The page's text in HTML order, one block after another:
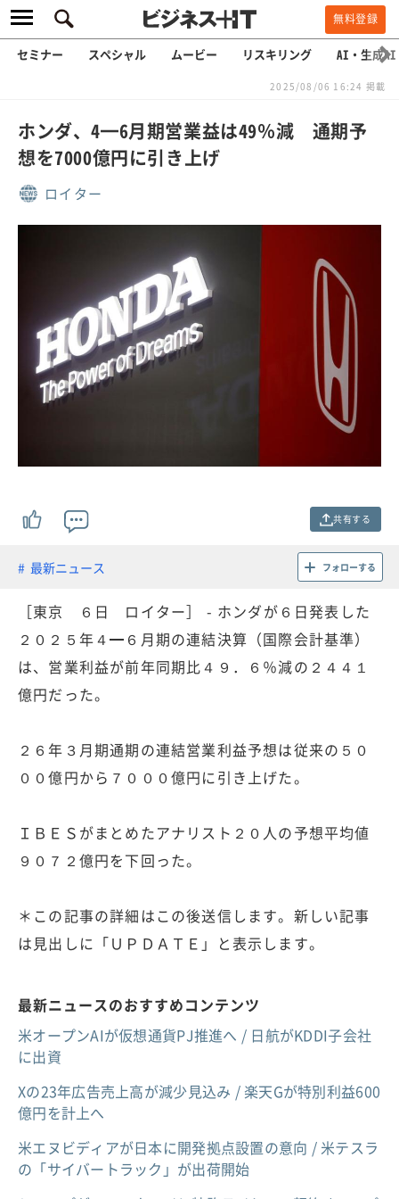
無料登録
セミナー スペシャル ムービー リスキリング AI・生成AI
2025/08/06 16:24 掲載
ホンダ、4━6月期営業益は49％減 通期予
想を7000億円に引き上げ
ロイター
共有する
最新ニュース フォローする
［東京 ６日 ロイター］ - ホンダが６日発表した
２０２５年４━６月期の連結決算（国際会計基準）
は、営業利益が前年同期比４９．６％減の２４４１
億円だった。
２６年３月期通期の連結営業利益予想は従来の５０
００億円から７０００億円に引き上げた。
ＩＢＥＳがまとめたアナリスト２０人の予想平均値
９０７２億円を下回った。
＊この記事の詳細はこの後送信します。新しい記事
は見出しに「ＵＰＤＡＴＥ」と表示します。
最新ニュースのおすすめコンテンツ
米オープンAIが仮想通貨PJ推進へ / 日航がKDDI子会社
に出資
Xの23年広告売上高が減少見込み / 楽天Gが特別利益600
億円を計上へ
米エヌビディアが日本に開発拠点設置の意向 / 米テスラ
の「サイバートラック」が出荷開始